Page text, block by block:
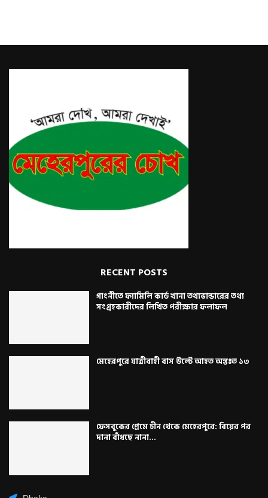
RECENT POSTS
গাংনীতে ফ্যামিলি কার্ড খানা তথ্যভান্ডারের তথ্য
সংগ্রহকারীদের লিখিত পরীক্ষার ফলাফল
মেহেরপুরে যাত্রীবাহী বাস উল্টে আহত অন্তঃত ১৩
ফেসবুকের প্রেমে চীন থেকে মেহেরপুরে: বিয়ের পর
দানা বাঁধছে নানা...